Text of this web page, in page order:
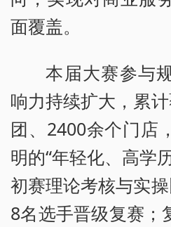
面覆盖。
本届大赛参与
响力持续扩大，累
团、2400余个门店
明的“年轻化、高学
初赛理论考核与实
8名选手晋级复赛；